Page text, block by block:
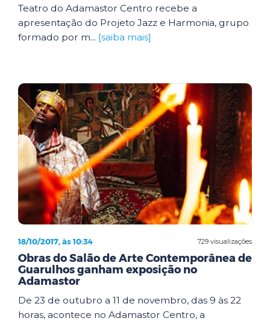
Teatro do Adamastor Centro recebe a
apresentação do Projeto Jazz e Harmonia, grupo
formado por m... [saiba mais]
729 visualizações
18/10/2017, às 10:34
Obras do Salão de Arte Contemporânea de
Guarulhos ganham exposição no
Adamastor
De 23 de outubro a 11 de novembro, das 9 às 22
horas, acontece no Adamastor Centro, a